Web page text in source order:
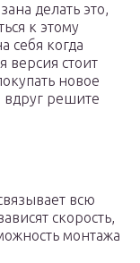
делать это,
к этому
себя когда
версия стоит
новое
вдруг решите
всю
скорость,
монтажа